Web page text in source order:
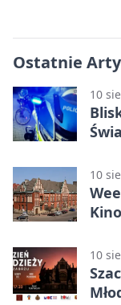
Ostatnie
10
10
10